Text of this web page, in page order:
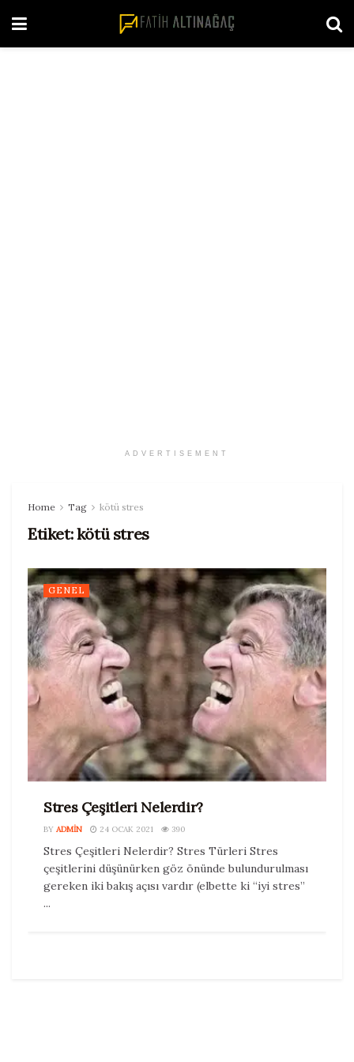
ADVERTISEMENT
Home Tag kötü stres
Etiket:kötü stres
GENEL
Stres Çeşitleri Nelerdir?
BY ADMIN 24 OCAK 2021 390
Stres Çeşitleri Nelerdir? Stres Türleri Stres
çeşitlerini düşünürken göz önünde bulundurulması
gereken iki bakış açısı vardır (elbette ki “iyi stres”
...